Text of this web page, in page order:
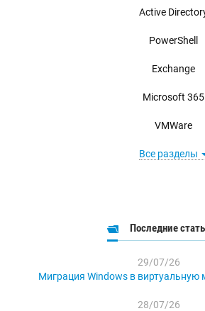
Active
PowerShell
Exchange
Microsoft 365
VMWare
Все разделы
Последние
29/07/26
Миграция Windows в виртуальную
28/07/26